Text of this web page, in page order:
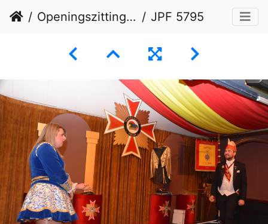
Openingszitting 09-11-2024 JPF 5795